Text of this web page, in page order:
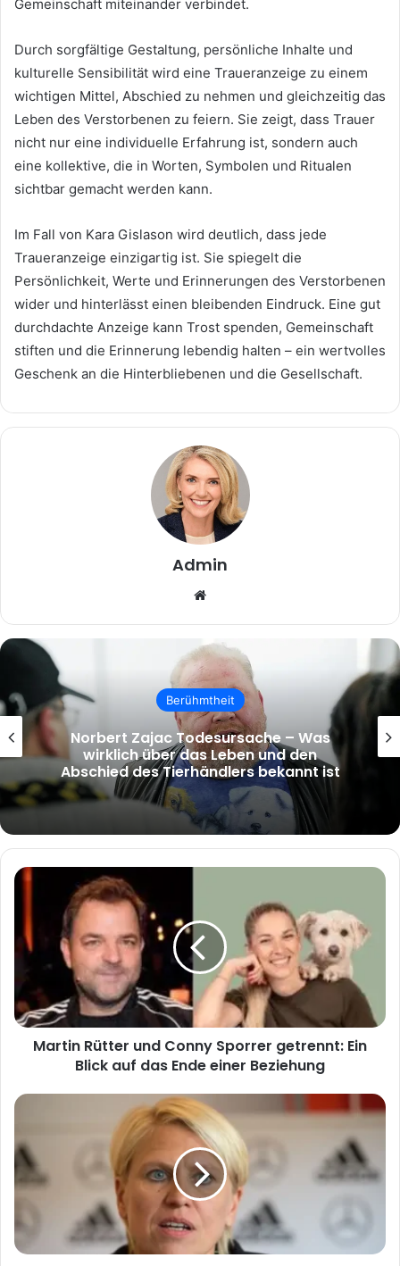
Gemeinschaft miteinander verbindet.
Durch sorgfältige Gestaltung, persönliche Inhalte und
kulturelle Sensibilität wird eine Traueranzeige zu einem
wichtigen Mittel, Abschied zu nehmen und gleichzeitig das
Leben des Verstorbenen zu feiern. Sie zeigt, dass Trauer
nicht nur eine individuelle Erfahrung ist, sondern auch
eine kollektive, die in Worten, Symbolen und Ritualen
sichtbar gemacht werden kann.
Im Fall von Kara Gislason wird deutlich, dass jede
Traueranzeige einzigartig ist. Sie spiegelt die
Persönlichkeit, Werte und Erinnerungen des Verstorbenen
wider und hinterlässt einen bleibenden Eindruck. Eine gut
durchdachte Anzeige kann Trost spenden, Gemeinschaft
stiften und die Erinnerung lebendig halten – ein wertvolles
Geschenk an die Hinterbliebenen und die Gesellschaft.
Admin
Berühmtheit
Norbert Zajac Todesursache – Was
wirklich über das Leben und den
Abschied des Tierhändlers bekannt ist
Martin
Sporrer
getrennt:
Ein
Blick
auf
Beziehung
Martin Rütter und Conny Sporrer getrennt: Ein
Blick auf das Ende einer Beziehung
Doris
Ehefrau:
Ein
Leben
der